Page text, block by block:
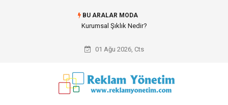
BU ARALAR MODA
Kurumsal Şıklık Nedir?
01 Ağu 2026, Cts